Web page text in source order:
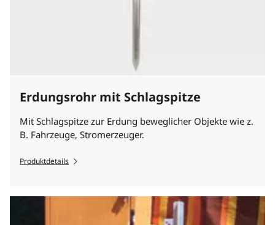
Erdungsrohr mit Schlagspitze
Mit Schlagspitze zur Erdung beweglicher Objekte wie z.
B. Fahrzeuge, Stromerzeuger.
Produktdetails